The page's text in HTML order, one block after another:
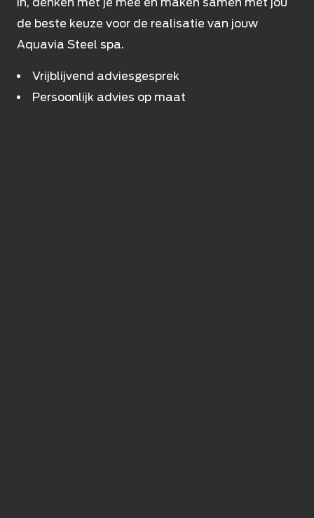
de beste keuze voor de realisatie van jouw
Aquavia Steel spa.
Vrijblijvend adviesgesprek
Persoonlijk advies op maat